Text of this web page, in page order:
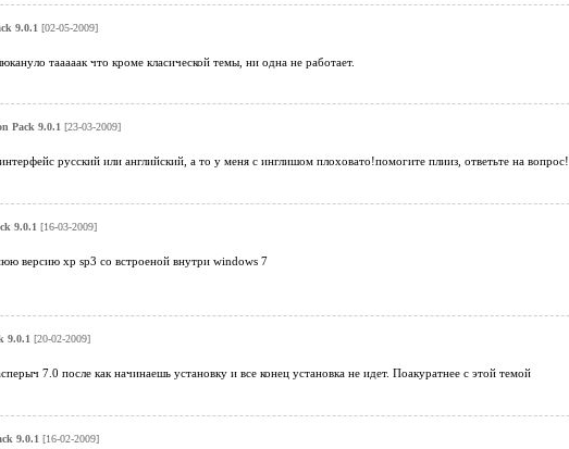
9.0.1 [02-05-2009]
тааааак что кроме класической темы, ни одна не работает.
Pack 9.0.1 [23-03-2009]
русский или английский, а то у меня с инглишом плоховато!помогите плииз, ответьте на вопрос!
9.0.1 [16-03-2009]
версию xp sp3 со встроеной внутри windows 7
9.0.1 [20-02-2009]
7.0 после как начинаешь установку и все конец установка не идет. Поакуратнее с этой темой
9.0.1 [16-02-2009]